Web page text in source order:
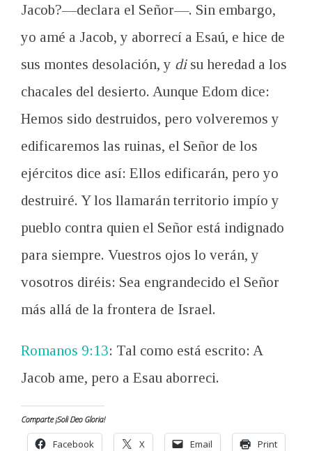
Jacob?—declara el Señor—. Sin embargo,
yo amé a Jacob, y aborrecí a Esaú, e hice de
sus montes desolación, y di su heredad a los
chacales del desierto. Aunque Edom dice:
Hemos sido destruidos, pero volveremos y
edificaremos las ruinas, el Señor de los
ejércitos dice así: Ellos edificarán, pero yo
destruiré. Y los llamarán territorio impío y
pueblo contra quien el Señor está indignado
para siempre. Vuestros ojos lo verán, y
vosotros diréis: Sea engrandecido el Señor
más allá de la frontera de Israel.
Romanos 9:13: Tal como está escrito: A
Jacob ame, pero a Esau aborreci.
Comparte ¡Soli Deo Gloria!
Facebook X Email Print